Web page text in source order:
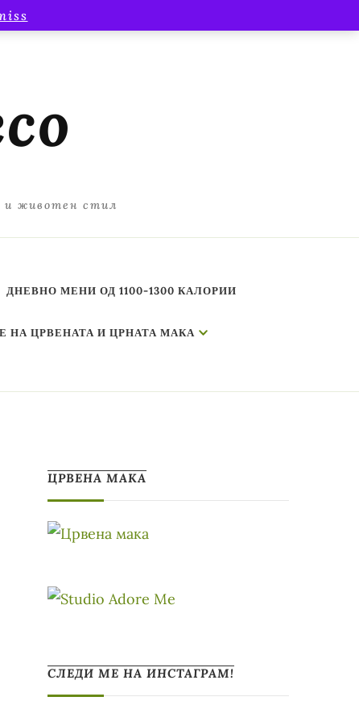
и животен стил
ДНЕВНО МЕНИ ОД 1100-1300 КАЛОРИИ
НА ЦРВЕНАТА И ЦРНАТА МАКА
ЦРВЕНА МАКА
СЛЕДИ МЕ НА ИНСТАГРАМ!